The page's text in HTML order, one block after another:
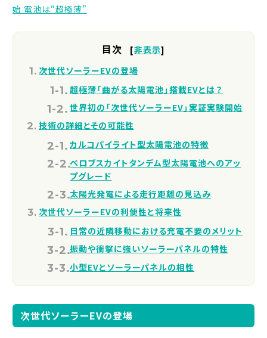
始 電池は“超極薄”
目次 [非表示]
次世代ソーラーEVの登場
超極薄「曲がる太陽電池」搭載EVとは？
世界初の「次世代ソーラーEV」実証実験開始
技術の詳細とその可能性
カルコパイライト型太陽電池の特徴
ペロブスカイトタンデム型太陽電池へのアッ
プグレード
太陽光発電による走行距離の見込み
次世代ソーラーEVの利便性と将来性
日常の近隣移動における充電不要のメリット
振動や衝撃に強いソーラーパネルの特性
小型EVとソーラーパネルの相性
次世代ソーラーEVの登場